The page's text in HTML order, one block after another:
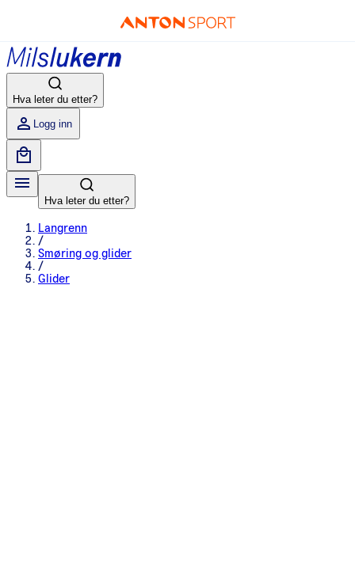
Hva leter du etter?
Logg inn
Hva leter du etter?
Langrenn
/
Smøring og glider
/
Glider